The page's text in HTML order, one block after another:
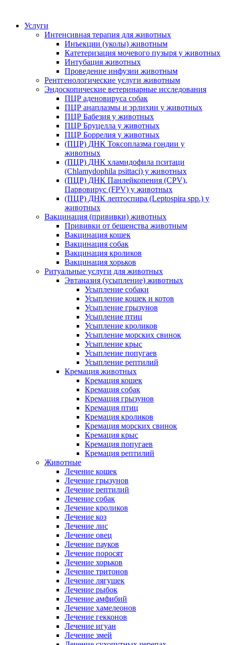
Услуги
Интенсивная терапия для животных
Инъекции (уколы) животным
Катетеризация мочевого пузыря у животных
Интубация животных
Проведение инфузии животным
Рентгенологические услуги животным
Эндоскопические ветеринарные исследования
ПЦР аденовируса собак
ПЦР анаплазмы и эрлихии у животных
ПЦР Бабезия у животных
ПЦР Бруцелла у животных
ПЦР Боррелия у животных
(ПЦР) ДНК Токсоплазма гондии у
животных
(ПЦР) ДНК хламидофила пситаци
(Chlamydophila psittaci) у животных
(ПЦР) ДНК Панлейкопения (CPV),
Парвовирус (FPV) у животных
(ПЦР) ДНК лептоспира (Leptospira spp.) у
животных
Вакцинация (прививки) животных
Прививки от бешенства животным
Вакцинация кошек
Вакцинация собак
Вакцинация кроликов
Вакцинация хорьков
Ритуальные услуги для животных
Эвтаназия (усыпление) животных
Усыпление собаки
Усыпление кошек и котов
Усыпление грызунов
Усыпление птиц
Усыпление кроликов
Усыпление морских свинок
Усыпление крыс
Усыпление попугаев
Усыпление рептилий
Кремация животных
Кремация кошек
Кремация собак
Кремация грызунов
Кремация птиц
Кремация кроликов
Кремация морских свинок
Кремация крыс
Кремация попугаев
Кремация рептилий
Животные
Лечение кошек
Лечение грызунов
Лечение рептилий
Лечение собак
Лечение кроликов
Лечение коз
Лечение лис
Лечение овец
Лечение пауков
Лечение поросят
Лечение хорьков
Лечение тритонов
Лечение лягушек
Лечение рыбок
Лечение амфибий
Лечение хамелеонов
Лечение гекконов
Лечение игуан
Лечение змей